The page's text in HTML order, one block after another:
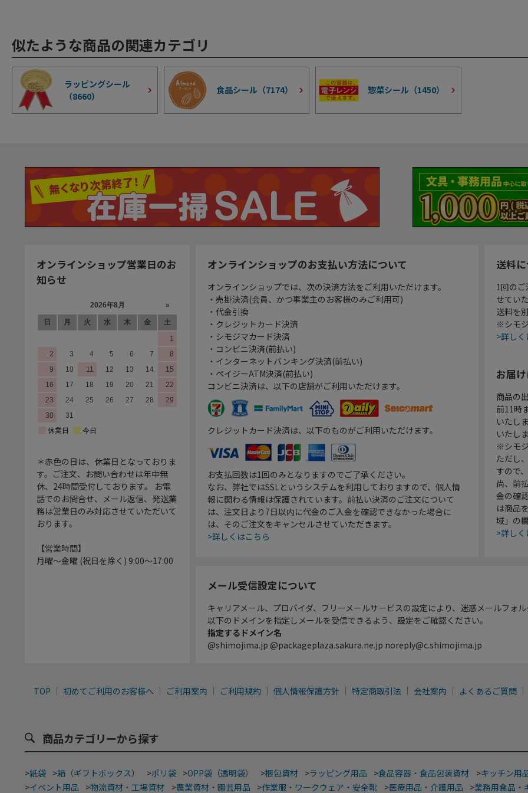
似たような商品の関連カテゴリ
ラッピングシール
（8660）
食品シール（7174） 惣菜シール（1450）
オンラインショップ営業日のお
知らせ
＊赤色の日は、休業日となっておりま
す。ご注文、お問い合わせは年中無
休、24時間受付しております。 お電
話でのお問合せ、メール返信、発送業
務は営業日のみ対応させていただいて
おります。
【営業時間】
月曜～金曜 (祝日を除く) 9:00～17:00
オンラインショップのお支払い方法について
オンラインショップでは、次の決済方法をご利用いただけます。
・売掛決済(会員、かつ事業主のお客様のみご利用可)
・代金引換
・クレジットカード決済
・シモジマカード決済
・コンビニ決済(前払い)
・インターネットバンキング決済(前払い)
・ペイジーATM決済(前払い)
コンビニ決済は、以下の店舗がご利用いただけます。
クレジットカード決済は、以下のものがご利用いただけます。
お支払回数は1回のみとなりますのでご了承ください。
なお、弊社ではSSLというシステムを利用しておりますので、個人情
報に関わる情報は保護されています。前払い決済のご注文について
は、注文日より7日以内に代金のご入金を確認できなかった場合に
は、そのご注文をキャンセルさせていただきます。
>詳しくはこちら
送料
1回の
せてい
送料を
※シモ
>詳し
お届
商品の
前11時
いたし
いたし
※シモ
ただし
すので
尚、前
金の確
は商品
域」の
>詳し
メール受信設定について
キャリアメール、プロバイダ、フリーメールサービスの設定により、迷惑メールフォ
以下のドメインを指定しメールを受信できるよう、設定をご確認ください。
指定するドメイン名
@shimojima.jp @packageplaza.sakura.ne.jp noreply@c.shimojima.jp
TOP 初めてご利用のお客様へ ご利用案内 ご利用規約 個人情報保護方針 特定商取引法 会社案内 よくあるご質問
商品カテゴリーから探す
>紙袋 >箱（ギフトボックス） >ポリ袋 >OPP袋（透明袋） >梱包資材 >ラッピング用品 >食品容器・食品包装資材 >キッチン用
>イベント用品 >物流資材・工場資材 >農業資材・園芸用品 >作業服・ワークウェア・安全靴 >医療用品・介護用品 >業務用食品・